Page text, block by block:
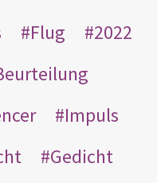
Flug
2022
Impuls
Gedicht